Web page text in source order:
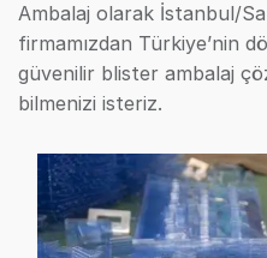
Ambalaj olarak İstanbul/
firmamızdan Türkiye’nin
güvenilir blister ambalaj
bilmenizi isteriz.